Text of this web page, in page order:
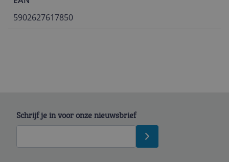
5902627617850
Schrijf je in voor onze nieuwsbrief